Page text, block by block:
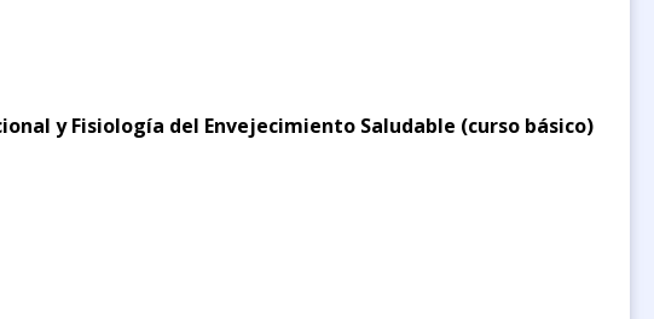
y Fisiología del Envejecimiento Saludable (curso básico)